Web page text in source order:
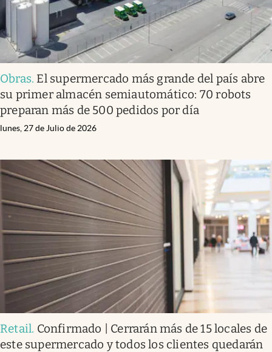
Obras. El supermercado más grande del país abre
su primer almacén semiautomático: 70 robots
preparan más de 500 pedidos por día
lunes, 27 de Julio de 2026
Retail. Confirmado | Cerrarán más de 15 locales de
este supermercado y todos los clientes quedarán